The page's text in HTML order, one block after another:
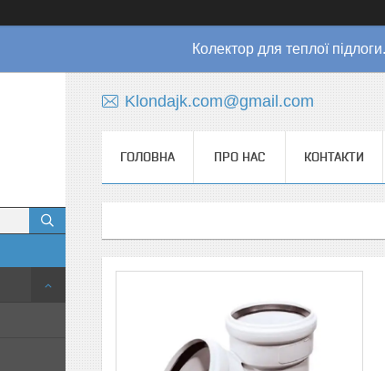
Колектор для теплої
Klondajk.com@gmail.com
ГОЛОВНА ПРО НАС КОНТАКТИ